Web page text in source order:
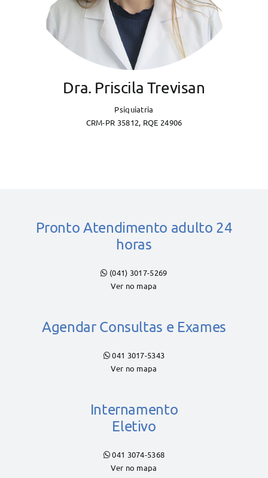
Dra. Priscila Trevisan
Psiquiatria
CRM-PR 35812, RQE 24906
Pronto Atendimento adulto 24
horas
(041) 3017-5269
Ver no mapa
Agendar Consultas e Exames
041 3017-5343
Ver no mapa
Internamento
Eletivo
041 3074-5368
Ver no mapa